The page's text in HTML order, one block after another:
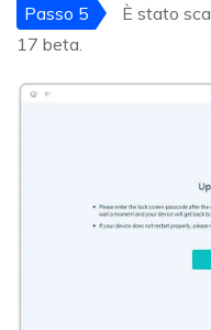
Passo 5
È stato
17 beta.